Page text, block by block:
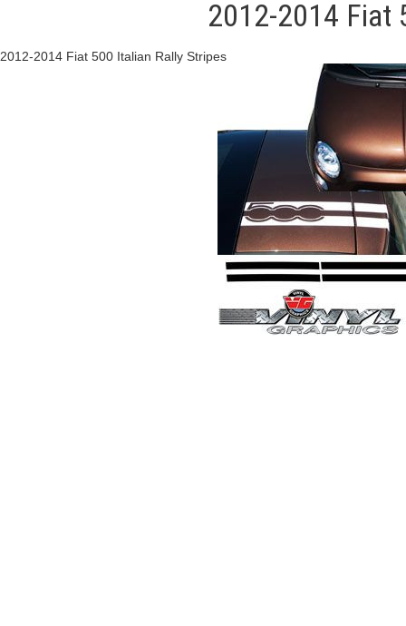
2012-2014 Fiat
2012-2014 Fiat 500 Italian Rally Stripes